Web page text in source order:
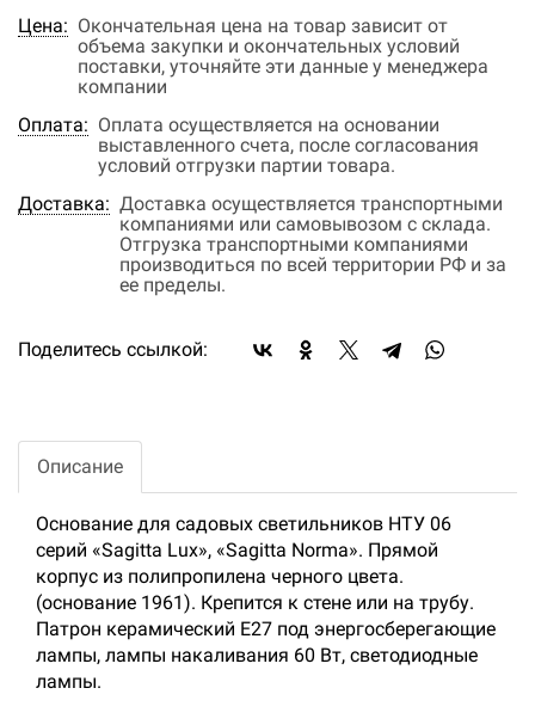
Цена: Окончательная цена на товар зависит от
объема закупки и окончательных условий
поставки, уточняйте эти данные у менеджера
компании
Оплата: Оплата осуществляется на основании
выставленного счета, после согласования
условий отгрузки партии товара.
Доставка: Доставка осуществляется транспортными
компаниями или самовывозом с склада.
Отгрузка транспортными компаниями
производиться по всей территории РФ и за
ее пределы.
Поделитесь ссылкой:
Описание
Основание для садовых светильников НТУ 06
серий «Sagitta Lux», «Sagitta Norma». Прямой
корпус из полипропилена черного цвета.
(основание 1961). Крепится к стене или на трубу.
Патрон керамический Е27 под энергосберегающие
лампы, лампы накаливания 60 Вт, светодиодные
лампы.